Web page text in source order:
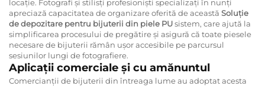
locație. Fotografi și stilisți profesioniști specializați în nunți
apreciază capacitatea de organizare oferită de această Soluție
de depozitare pentru bijuterii din piele PUsistem, care ajută la
simplificarea procesului de pregătire și asigură că toate piesele
necesare de bijuterii rămân ușor accesibile pe parcursul
sesiunilor lungi de fotografiere.
Aplicații comerciale și cu amănuntul
Comercianții de bijuterii din întreaga lume au adoptat acesta